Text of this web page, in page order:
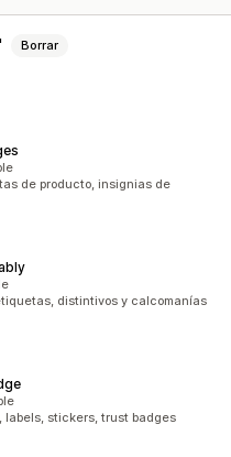
Borrar
de producto, insignias de
distintivos y calcomanías
labels, stickers, trust badges